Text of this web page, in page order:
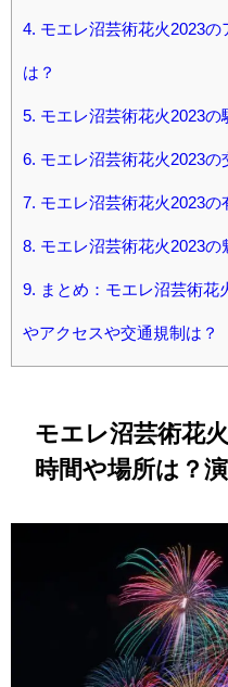
4. モエレ沼芸術花火2023の
は？
5. モエレ沼芸術花火2023の
6. モエレ沼芸術花火2023の
7. モエレ沼芸術花火2023の
8. モエレ沼芸術花火2023の
9. まとめ：モエレ沼芸術花
やアクセスや交通規制は？
モエレ沼芸術花
時間や場所は？